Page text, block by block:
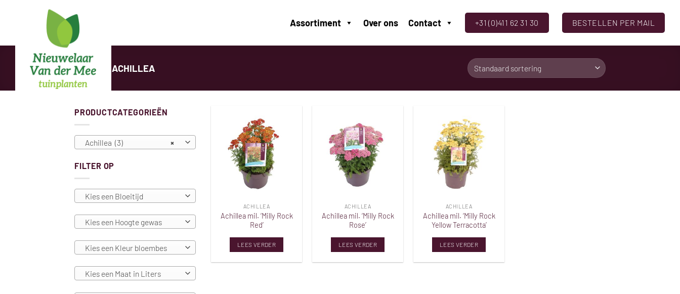
Assortiment Over ons Contact +31 (0)411 62 31 30 BESTELLEN PER MAIL
HOME ACHILLEA
PRODUCTCATEGORIEËN
×
Achillea (3)
FILTER OP
Kies een Bloeitijd
Kies een Hoogte gewas
Kies een Kleur bloembes
Kies een Maat in Liters
Toevoegen
verlanglijst
ACHILLEA
Achillea mil. ‘Milly Rock
Red’
LEES VERDER
Toevoegen
aan
verlanglijst
ACHILLEA
Achillea mil. ‘Milly Rock
Rose’
LEES VERDER
Toevoegen
aan
verlanglijst
ACHILLEA
Achillea mil. ‘Milly Rock
Yellow Terracotta’
LEES VERDER